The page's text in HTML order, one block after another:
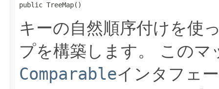
public TreeMap()
キーの自然順序付けを使
プを構築します。
このマ
Comparableインタフェ